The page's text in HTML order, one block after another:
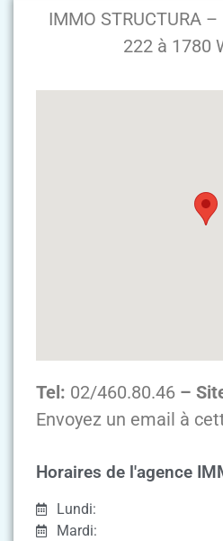
IMMO STRUCTURA
222 à 1780
Tel: 02/460.80.46 –
Envoyez un email à
Horaires de l'agence
Lundi:
Mardi: